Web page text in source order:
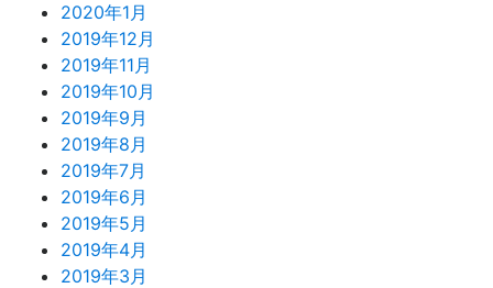
2020年1月
2019年12月
2019年11月
2019年10月
2019年9月
2019年8月
2019年7月
2019年6月
2019年5月
2019年4月
2019年3月